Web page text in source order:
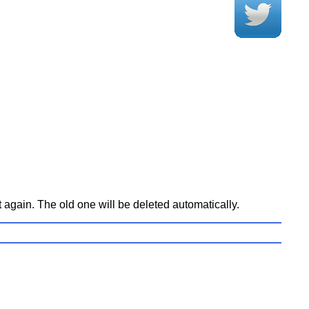
The old one will be deleted automatically.